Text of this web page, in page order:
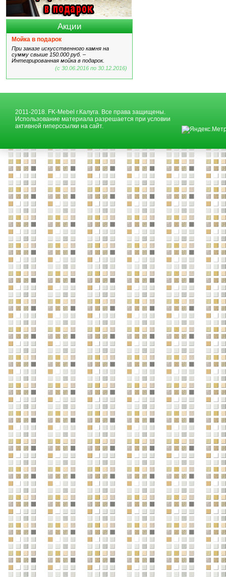
Акции
Мойка в подарок
При заказе искусственного камня на
сумму свыше 150.000 руб. –
Интегрированная мойка в подарок.
(с 30.06.2016 по 30.12.2016)
2011-2018. FK-Mebel г.Калуга. Все права защищены.
Использование материала разрешается при условии
активной гиперссылки на сайт.